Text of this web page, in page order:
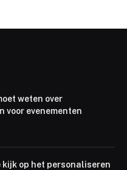
weten over
voor evenementen
kijk op het personaliseren